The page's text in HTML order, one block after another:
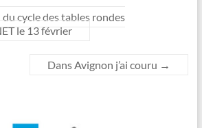
cycle des tables rondes
le 13 février
Dans Avignon j’ai couru →